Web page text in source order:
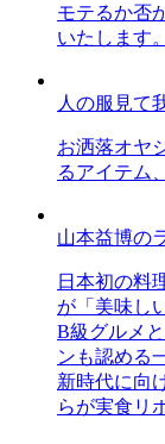
モテるか否
いたします。
人の服見て
お洒落オヤ
るアイテム
山本益博の
日本初の料
が「美味し
B級グルメ
ンも認める
新時代に向
らが実食リ